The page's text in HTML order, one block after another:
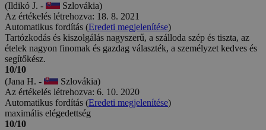
(Ildikó J. -
Szlovákia)
Az értékelés létrehozva: 18. 8. 2021
Automatikus fordítás (Eredeti megjelenítése)
Tartózkodás és kiszolgálás nagyszerű, a szálloda szép és tiszta, az
ételek nagyon finomak és gazdag választék, a személyzet kedves és
segítőkész.
10/10
(Jana H. -
Szlovákia)
Az értékelés létrehozva: 6. 10. 2020
Automatikus fordítás (Eredeti megjelenítése)
maximális elégedettség
10/10